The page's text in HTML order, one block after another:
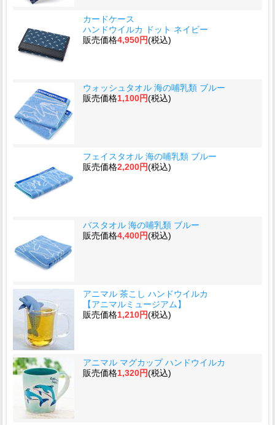
カードケース
ハンドウイルカ ドット ネイビー
販売価格4,950円(税込)
ウォッシュタオル 海の哺乳類 ブルー
販売価格1,100円(税込)
フェイスタオル 海の哺乳類 ブルー
販売価格2,200円(税込)
バスタオル 海の哺乳類 ブルー
販売価格4,400円(税込)
アニマル 茶こし ハンドウイルカ
【アニマルミュージアム】
販売価格1,210円(税込)
アニマル マグカップ ハンドウイルカ
販売価格1,320円(税込)